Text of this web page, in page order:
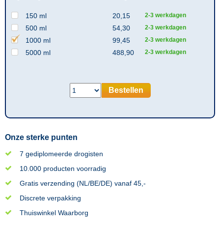
150 ml 20,15 2-3 werkdagen
500 ml 54,30 2-3 werkdagen
1000 ml 99,45 2-3 werkdagen
5000 ml 488,90 2-3 werkdagen
Bestellen
Onze sterke punten
7 gediplomeerde drogisten
10.000 producten voorradig
Gratis verzending (NL/BE/DE) vanaf 45,-
Discrete verpakking
Thuiswinkel Waarborg